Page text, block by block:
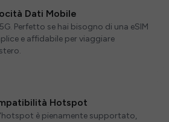
Dati Mobile
Perfetto se hai bisogno di una eSIM
e affidabile per viaggiare
Hotspot
è pienamente supportato,